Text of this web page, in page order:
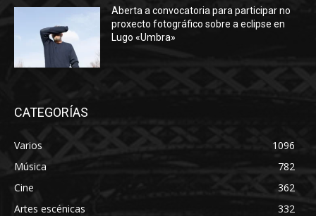
Aberta a convocatoria para participar no
proxecto fotográfico sobre a eclipse en
Lugo «Umbra»
CATEGORÍAS
Varios
1096
Música
782
Cine
362
Artes escénicas
332